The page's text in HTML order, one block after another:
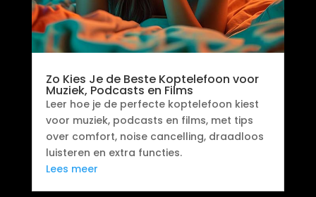
Zo Kies Je de Beste Koptelefoon voor
Muziek, Podcasts en Films
Leer hoe je de perfecte koptelefoon kiest
voor muziek, podcasts en films, met tips
over comfort, noise cancelling, draadloos
luisteren en extra functies.
Lees meer